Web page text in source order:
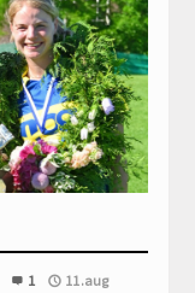
1 11.aug